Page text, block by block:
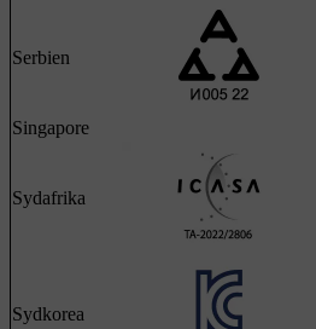
Serbien
Singapore
Sydafrika
Sydkorea